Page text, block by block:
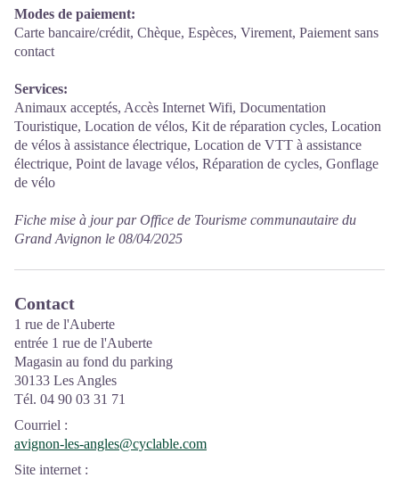
Modes de paiement:
Carte bancaire/crédit, Chèque, Espèces, Virement, Paiement sans
contact
Services:
Animaux acceptés, Accès Internet Wifi, Documentation
Touristique, Location de vélos, Kit de réparation cycles, Location
de vélos à assistance électrique, Location de VTT à assistance
électrique, Point de lavage vélos, Réparation de cycles, Gonflage
de vélo
Fiche mise à jour par Office de Tourisme communautaire du
Grand Avignon le 08/04/2025
Contact
1 rue de l'Auberte
entrée 1 rue de l'Auberte
Magasin au fond du parking
30133 Les Angles
Tél. 04 90 03 31 71
Courriel :
avignon-les-angles@cyclable.com
Site internet :